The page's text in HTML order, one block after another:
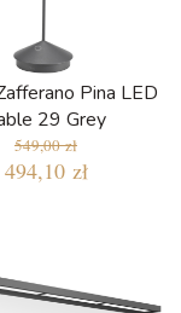
Pina LED
29 Grey
549,00 zł
494,10 zł